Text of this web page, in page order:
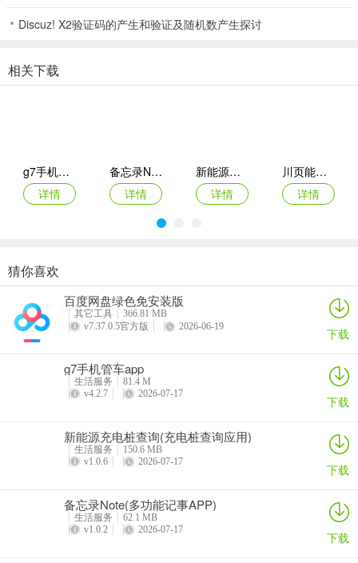
答：支持空调、电视、电风扇、机顶盒、投影仪等海量居家家电设备
2. 能适配哪些品牌机型？
琐设置。
4. 软件界面和操作难不难？
5. 软件支持哪些设备功能操作？
答：支持设备开关、温度调节、频道切换、风速调节、模式设置等全
部常用功能。
答：一款APP替代多个实体遥控器，告别杂乱堆放，居家生活更整洁
便捷，随时随地用手机轻松掌控全屋家电。
Discuz! X2验证码的产生和验证及随机数产生探讨
相关下载
g7手机管车app
详情
备忘录Note(多功能记事APP)
详情
新能源充电桩查询(充电桩查询应用)
详情
川页能源(电池管理应用)
详情
每日走路计步(运动健康记录)
详情
灵犀魔戒(运动睡眠管家)
详情
思特云联(视频监控应用)
倒计时DayMarter最新手机版
猜你喜欢
百度网盘绿色免安装版
其它工具
366.81 MB
v7.37.0.5官方版
2026-06-19 下载
g7手机管车app
生活服务
81.4 M
v4.2.7
2026-07-17 下载
新能源充电桩查询(充电桩查询应用)
生活服务
150.6 MB
v1.0.6
2026-07-17 下载
备忘录Note(多功能记事APP)
生活服务
62.1 MB
v1.0.2
2026-07-17 下载